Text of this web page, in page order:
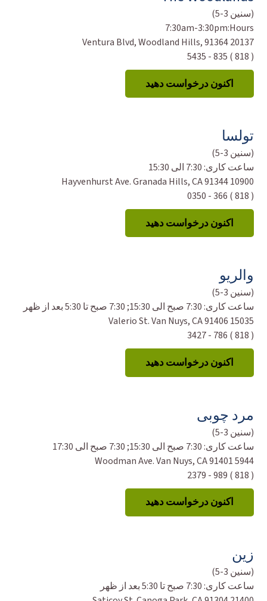
(سنین 3-5)
Hours:
7:30am-3:30pm
20137 Ventura Blvd, Woodland Hills, 91364
( 818 ) 835 - 5435
اکنون درخواست دهید
تولسا
(سنین 3-5)
ساعت کاری: 7:30 الی 15:30
10900 Hayvenhurst Ave. Granada Hills, CA 91344
( 818 ) 366 - 0350
اکنون درخواست دهید
والریو
(سنین 3-5)
ساعت کاری: 7:30 صبح الی 15:30; 7:30 صبح تا 5:30 بعد از ظهر
15035 Valerio St. Van Nuys, CA 91406
( 818 ) 786 - 3427
اکنون درخواست دهید
مرد چوبی
(سنین 3-5)
ساعت کاری: 7:30 صبح الی 15:30; 7:30 صبح الی 17:30
5944 Woodman Ave. Van Nuys, CA 91401
( 818 ) 989 - 2379
اکنون درخواست دهید
زین
(سنین 3-5)
ساعت کاری: 7:30 صبح تا 5:30 بعد از ظهر